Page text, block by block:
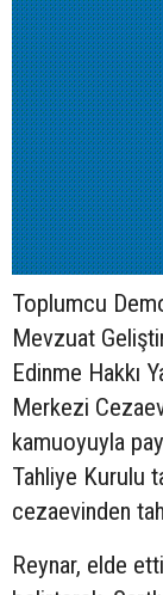
Toplumcu
Mevzuat
Edinme Hakkı
Merkezi
kamuoyuyla
Tahliye Kurulu
cezaevinden
Reynar, elde